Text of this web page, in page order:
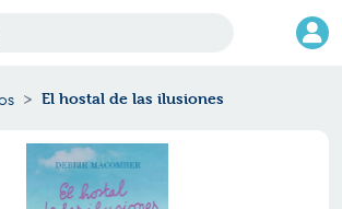
El hostal de las ilusiones